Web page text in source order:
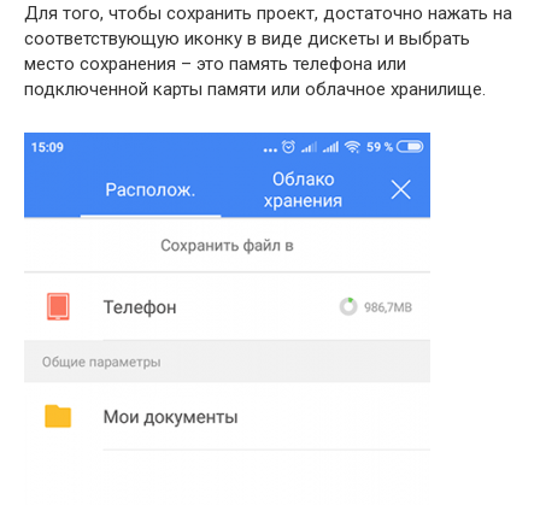
Для того, чтобы сохранить проект, достаточно нажать на
соответствующую иконку в виде дискеты и выбрать
место сохранения – это память телефона или
подключенной карты памяти или облачное хранилище.